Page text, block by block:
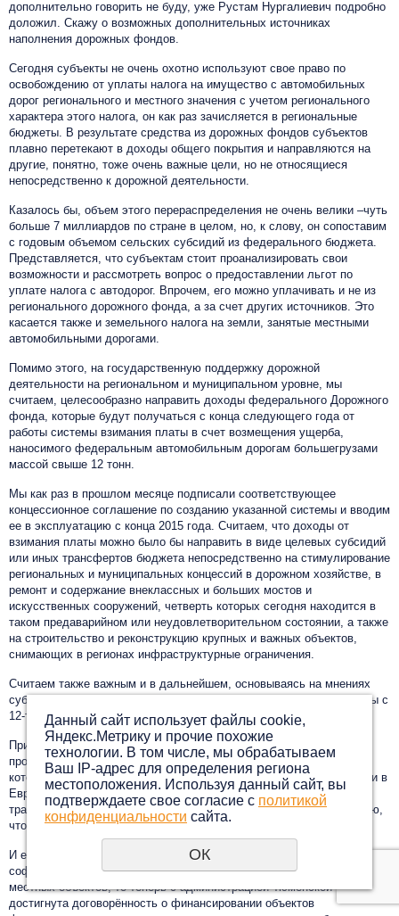
дополнительно говорить не буду, уже Рустам Нургалиевич подробно
доложил. Скажу о возможных дополнительных источниках
наполнения дорожных фондов.
Сегодня субъекты не очень охотно используют свое право по
освобождению от уплаты налога на имущество с автомобильных
дорог регионального и местного значения с учетом регионального
характера этого налога, он как раз зачисляется в региональные
бюджеты. В результате средства из дорожных фондов субъектов
плавно перетекают в доходы общего покрытия и направляются на
другие, понятно, тоже очень важные цели, но не относящиеся
непосредственно к дорожной деятельности.
Казалось бы, объем этого перераспределения не очень велики –чуть
больше 7 миллиардов по стране в целом, но, к слову, он сопоставим
с годовым объемом сельских субсидий из федерального бюджета.
Представляется, что субъектам стоит проанализировать свои
возможности и рассмотреть вопрос о предоставлении льгот по
уплате налога с автодорог. Впрочем, его можно уплачивать и не из
регионального дорожного фонда, а за счет других источников. Это
касается также и земельного налога на земли, занятые местными
автомобильными дорогами.
Помимо этого, на государственную поддержку дорожной
деятельности на региональном и муниципальном уровне, мы
считаем, целесообразно направить доходы федерального Дорожного
фонда, которые будут получаться с конца следующего года от
работы системы взимания платы в счет возмещения ущерба,
наносимого федеральным автомобильным дорогам большегрузами
массой свыше 12 тонн.
Мы как раз в прошлом месяце подписали соответствующее
концессионное соглашение по созданию указанной системы и вводим
ее в эксплуатацию с конца 2015 года. Считаем, что доходы от
взимания платы можно было бы направить в виде целевых субсидий
или иных трансфертов бюджета непосредственно на стимулирование
региональных и муниципальных концессий в дорожном хозяйстве, в
ремонт и содержание внеклассных и больших мостов и
искусственных сооружений, четверть которых сегодня находится в
таком предаварийном или неудовлетворительном состоянии, а также
на строительство и реконструкцию крупных и важных объектов,
снимающих в регионах инфраструктурные ограничения.
Считаем также важным и в дальнейшем, основываясь на мнениях
субъектов, распространить действие этой системы взимания платы с
12-тонников на региональную сеть дорог.
При принятии решения о введении этой платы мы также серьезно
продвинулись в понимании необходимости компенсации ущерба,
который наносится дорогам не только тяжелыми машинами, а как и в
Европе, они вводят аналогичную систему для взимания платы с
транспортных средств общей массой, начиная от 3,5 тонн. Полагаю,
что мы тоже могли проработать этот вопрос.
И ещё один момент. Если мы раньше говорили исключительно о
софинансировании из федерального бюджета региональных и
местных объектов, то теперь с администрацией Тюменской области
достигнута договорённость о финансировании объектов
Данный сайт использует файлы cookie,
Яндекс.Метрику и прочие похожие
технологии. В том числе, мы обрабатываем
Ваш IP-адрес для определения региона
местоположения. Используя данный сайт, вы
подтверждаете свое согласие с политикой
конфиденциальности сайта.
ОК